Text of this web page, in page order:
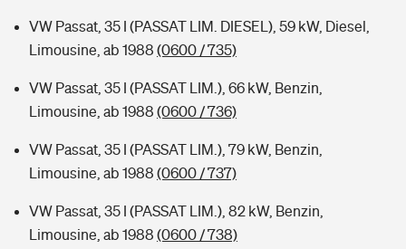
VW Passat, 35 I (PASSAT LIM. DIESEL), 59 kW, Diesel,
Limousine, ab 1988 (0600 / 735)
VW Passat, 35 I (PASSAT LIM.), 66 kW, Benzin,
Limousine, ab 1988 (0600 / 736)
VW Passat, 35 I (PASSAT LIM.), 79 kW, Benzin,
Limousine, ab 1988 (0600 / 737)
VW Passat, 35 I (PASSAT LIM.), 82 kW, Benzin,
Limousine, ab 1988 (0600 / 738)